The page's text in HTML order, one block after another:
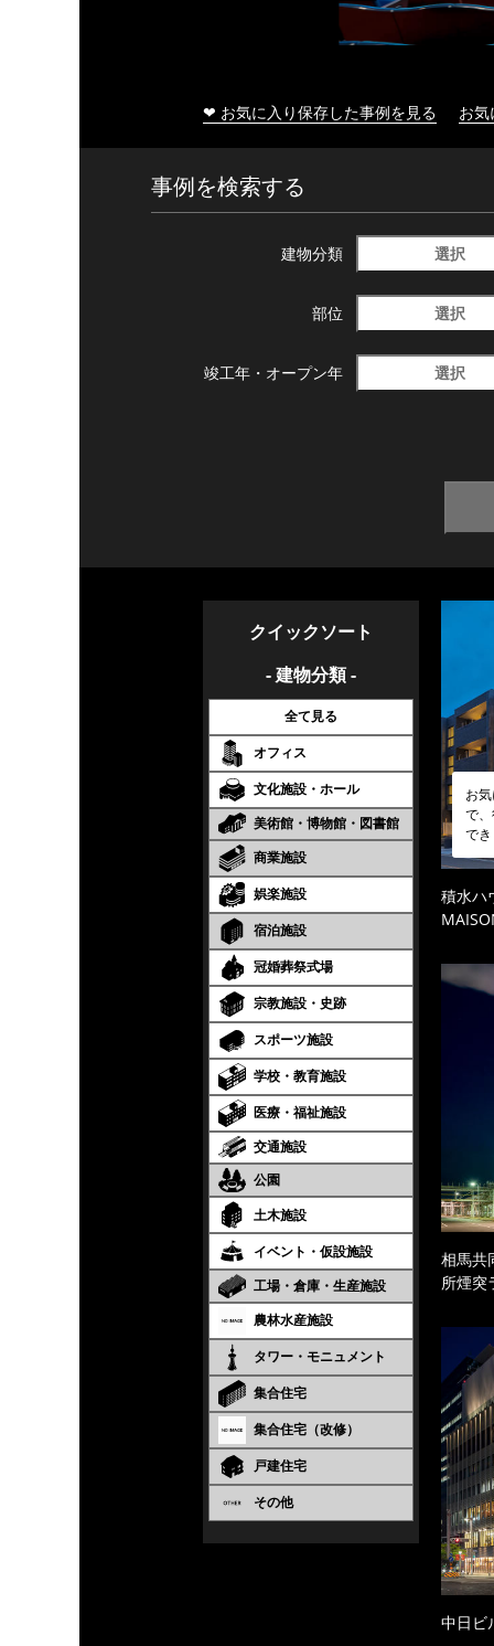
❤ お気に入り保存した事例を見る お
事例を検索する
建物分類 選択
部位 選択
竣工年・ オープン年 選択
クイックソート
- 建物分類 -
全て見る
オフィス
文化施設・ホール
美術館・博物館・図書館
商業施設
娯楽施設
宿泊施設
冠婚葬祭式場
宗教施設・史跡
スポーツ施設
学校・教育施設
医療・福祉施設
交通施設
公園
土木施設
イベント・仮設施設
工場・倉庫・生産施設
農林水産施設
タワー・モニュメント
集合住宅
集合住宅（改修）
戸建住宅
その他
お
で
で
積水
相馬共
所煙突
中日ビ